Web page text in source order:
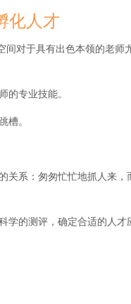
人才
间对于具有出色本领的老师
的专业技能。
槽。
关系：匆匆忙忙地抓人来，
学的测评，确定合适的人才